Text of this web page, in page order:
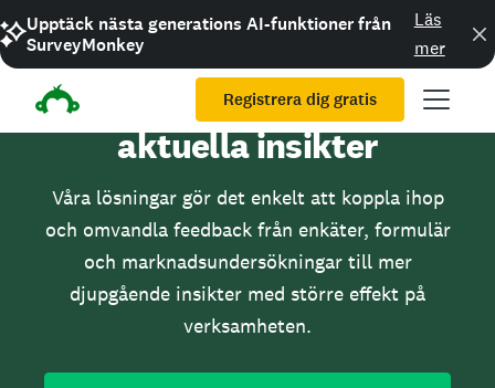
Registrera dig gratis
Upptäck nästa generations AI-funktioner från
SurveyMonkey
Läs
mer
En enhetlig plattform för
aktuella insikter
Våra lösningar gör det enkelt att koppla ihop
och omvandla feedback från enkäter, formulär
och marknadsundersökningar till mer
djupgående insikter med större effekt på
verksamheten.